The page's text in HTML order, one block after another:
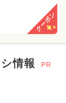
クーポン
情報 PR